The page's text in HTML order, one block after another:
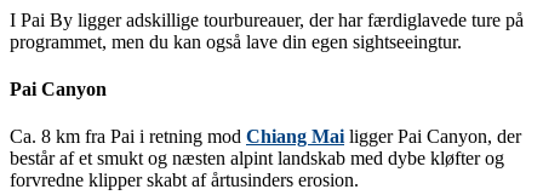
I Pai By ligger adskillige tourbureauer, der har færdiglavede ture på
programmet, men du kan også lave din egen sightseeingtur.
Pai Canyon
Ca. 8 km fra Pai i retning mod Chiang Mailigger Pai Canyon, der
består af et smukt og næsten alpint landskab med dybe kløfter og
forvredne klipper skabt af årtusinders erosion.